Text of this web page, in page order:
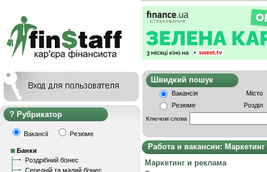
Рубрикатор
Вакансії Резюме
Банки
Роздрібний бізнес
Середній та малий бізнес
Швидкий
Вакансія
Місто
Резюме
Розділ
Ключові слова
Работа и вакансии:
Маркетинг и реклама